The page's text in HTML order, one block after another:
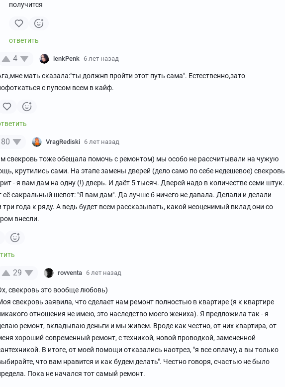
получится
4 lenkPenk 6 лет назад
мать сказала:"ты должнп пройти этот путь сама". Естественно,зато
с пупсом всем в кайф.
80 VragRediski 6 лет назад
свекровь тоже обещала помочь с ремонтом) мы особо не рассчитывали на чужую
крутились сами. На этапе замены дверей (дело само по себе недешевое) свекровь
- я вам дам на одну (!) дверь. И даёт 5 тысяч. Дверей надо в количестве семи штук.
её сакральный шепот: "Я вам дам". Да лучше б ничего не давала. Делали и делали
три года к ряду. А ведь будет всем рассказывать, какой неоценимый вклад они со
внесли.
29 rovventa 6 лет назад
свекровь это вообще любовь)
свекровь заявила, что сделает нам ремонт полностью в квартире (я к квартире
отношения не имею, это наследство моего жениха). Я предложила так - я
ремонт, вкладываю деньги и мы живем. Вроде как честно, от них квартира, от
хороший современный ремонт, с техникой, новой проводкой, замененной
В итоге, от моей помощи отказались наотрез, "я все оплачу, а вы только
что вам нравится и как будем делать". Честно говоря, счастью не было
Пока не начался тот самый ремонт.